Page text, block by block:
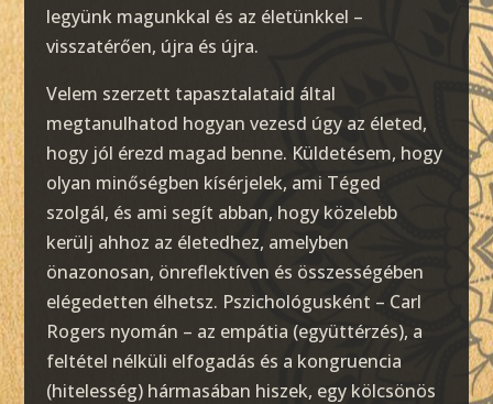
legyünk magunkkal és az életünkkel –
visszatérően, újra és újra.
Velem szerzett tapasztalataid által
megtanulhatod hogyan vezesd úgy az életed,
hogy jól érezd magad benne. Küldetésem, hogy
olyan minőségben kísérjelek, ami Téged
szolgál, és ami segít abban, hogy közelebb
kerülj ahhoz az életedhez, amelyben
önazonosan, önreflektíven és összességében
elégedetten élhetsz. Pszichológusként – Carl
Rogers nyomán – az empátia (együttérzés), a
feltétel nélküli elfogadás és a kongruencia
(hitelesség) hármasában hiszek, egy kölcsönös